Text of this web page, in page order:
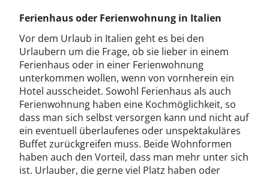
Ferienhaus oder Ferienwohnung in Italien
Vor dem Urlaub in Italien geht es bei den
Urlaubern um die Frage, ob sie lieber in einem
Ferienhaus oder in einer Ferienwohnung
unterkommen wollen, wenn von vornherein ein
Hotel ausscheidet. Sowohl Ferienhaus als auch
Ferienwohnung haben eine Kochmöglichkeit, so
dass man sich selbst versorgen kann und nicht auf
ein eventuell überlaufenes oder unspektakuläres
Buffet zurückgreifen muss. Beide Wohnformen
haben auch den Vorteil, dass man mehr unter sich
ist. Urlauber, die gerne viel Platz haben oder